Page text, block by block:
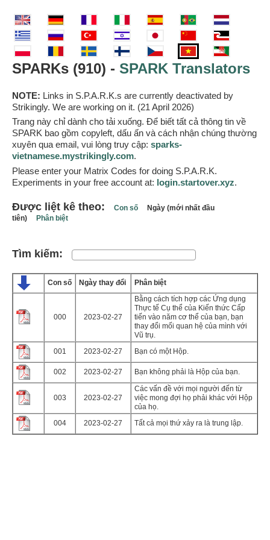
SPARKs (910) - SPARK Translators
NOTE: Links in S.P.A.R.K.s are currently deactivated by
Strikingly. We are working on it. (21 April 2026)
Trang này chỉ dành cho tải xuống. Để biết tất cả thông tin về
SPARK bao gồm copyleft, dấu ấn và cách nhận chúng thường
xuyên qua email, vui lòng truy cập: sparks-
vietnamese.mystrikingly.com.
Please enter your Matrix Codes for doing S.P.A.R.K.
Experiments in your free account at: login.startover.xyz.
Được liệt kê theo: Con số Ngày (mới nhất đầu
tiên) Phân biệt
Tìm kiếm:
Con số Ngày thay đổi Phân biệt
000 2023-02-27
Bằng cách tích hợp các Ứng dụng
Thực tế Cụ thể của Kiến thức Cấp
tiến vào năm cơ thể của bạn, bạn
thay đổi mối quan hệ của mình với
Vũ trụ.
001
2023-02-27 Bạn có một Hộp.
002 2023-02-27 Bạn không phải là Hộp của bạn.
003 2023-02-27
Các vấn đề với mọi người đến từ
việc mong đợi họ phải khác với Hộp
của họ.
004
2023-02-27 Tất cả mọi thứ xảy ra là trung lập.